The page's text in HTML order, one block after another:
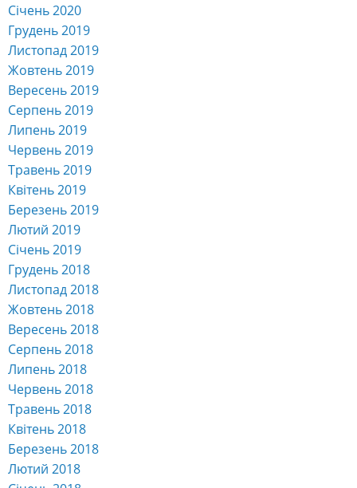
Січень 2020
Грудень 2019
Листопад 2019
Жовтень 2019
Вересень 2019
Серпень 2019
Липень 2019
Червень 2019
Травень 2019
Квітень 2019
Березень 2019
Лютий 2019
Січень 2019
Грудень 2018
Листопад 2018
Жовтень 2018
Вересень 2018
Серпень 2018
Липень 2018
Червень 2018
Травень 2018
Квітень 2018
Березень 2018
Лютий 2018